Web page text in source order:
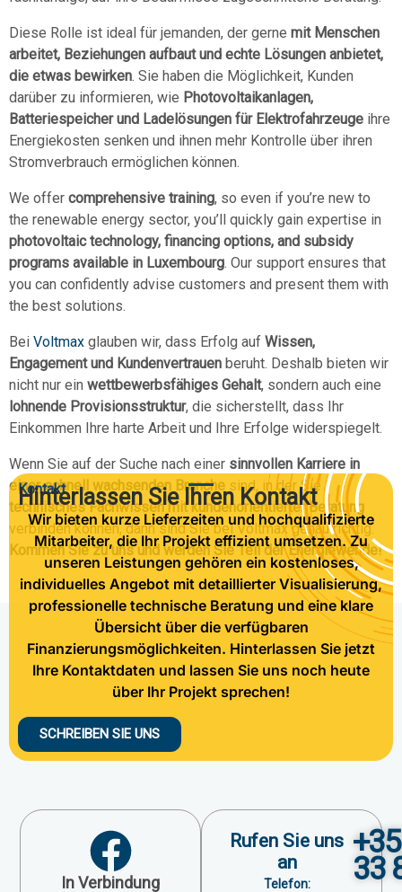
Diese Rolle ist ideal für jemanden, der gerne mit Menschen
arbeitet, Beziehungen aufbaut und echte Lösungen anbietet,
die etwas bewirken. Sie haben die Möglichkeit, Kunden
darüber zu informieren, wie Photovoltaikanlagen,
Batteriespeicher und Ladelösungen für Elektrofahrzeuge ihre
Energiekosten senken und ihnen mehr Kontrolle über ihren
Stromverbrauch ermöglichen können.
We offer comprehensive training, so even if you’re new to
the renewable energy sector, you’ll quickly gain expertise in
photovoltaic technology, financing options, and subsidy
programs available in Luxembourg. Our support ensures that
you can confidently advise customers and present them with
the best solutions.
Bei Voltmax glauben wir, dass Erfolg auf Wissen,
Engagement und Kundenvertrauen beruht. Deshalb bieten wir
nicht nur ein wettbewerbsfähiges Gehalt, sondern auch eine
lohnende Provisionsstruktur, die sicherstellt, dass Ihr
Einkommen Ihre harte Arbeit und Ihre Erfolge widerspiegelt.
Wenn Sie auf der Suche nach einer sinnvollen Karriere in
einer schnell wachsenden Branche sind, in der Sie
technisches Fachwissen mit kundenorientierter Beratung
verbinden können, dann sind Sie bei Voltmax genau richtig.
Kommen Sie zu uns und werden Sie Teil der Energiewende!
Kontakt
Hinterlassen Sie Ihren Kontakt
Wir bieten kurze Lieferzeiten und hochqualifizierte
Mitarbeiter, die Ihr Projekt effizient umsetzen. Zu
unseren Leistungen gehören ein kostenloses,
individuelles Angebot mit detaillierter Visualisierung,
professionelle technische Beratung und eine klare
Übersicht über die verfügbaren
Finanzierungsmöglichkeiten. Hinterlassen Sie jetzt
Ihre Kontaktdaten und lassen Sie uns noch heute
über Ihr Projekt sprechen!
SCHREIBEN SIE UNS
In Verbindung
Rufen Sie uns
an
Telefon: 33